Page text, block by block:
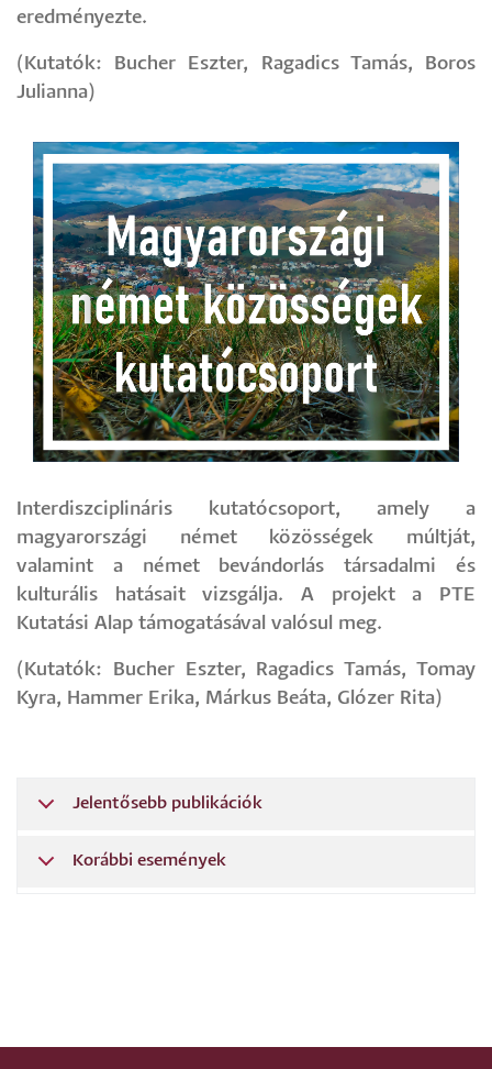
eredményezte.
(Kutatók: Bucher Eszter, Ragadics Tamás, Boros
Julianna)
Interdiszciplináris kutatócsoport, amely a
magyarországi német közösségek múltját,
valamint a német bevándorlás társadalmi és
kulturális hatásait vizsgálja. A projekt a PTE
Kutatási Alap támogatásával valósul meg.
(Kutatók: Bucher Eszter, Ragadics Tamás, Tomay
Kyra, Hammer Erika, Márkus Beáta, Glózer Rita)
Jelentősebb publikációk
Korábbi események